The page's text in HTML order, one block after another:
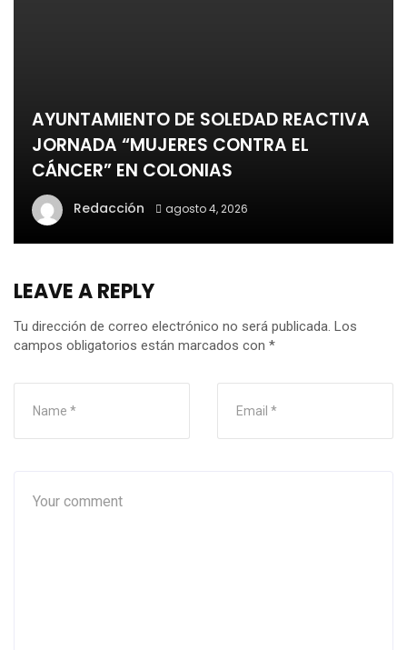
AYUNTAMIENTO DE SOLEDAD REACTIVA
JORNADA “MUJERES CONTRA EL
CÁNCER” EN COLONIAS
Redacción agosto 4, 2026
LEAVE A REPLY
Tu dirección de correo electrónico no será publicada. Los
campos obligatorios están marcados con *